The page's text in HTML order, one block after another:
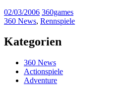
02/03/2006 360games
360 News, Rennspiele
Kategorien
360 News
Actionspiele
Adventure